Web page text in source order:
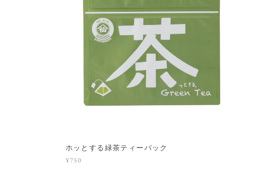
ホッとする緑茶ティーパック
¥750